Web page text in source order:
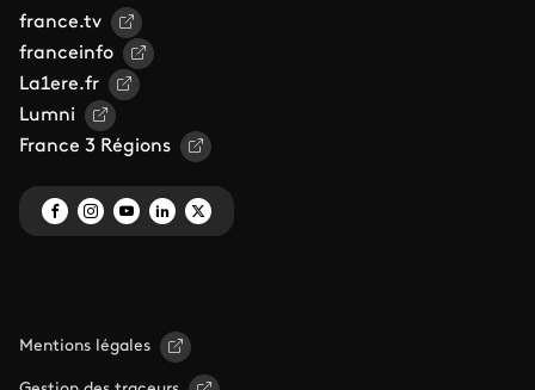
france.tv
franceinfo
La1ere.fr
Lumni
France 3 Régions
Mentions légales